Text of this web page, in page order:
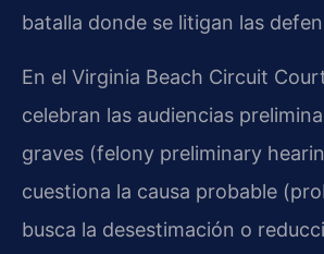
batalla donde se litigan las
En el Virginia Beach Circuit
celebran las audiencias
graves (felony preliminary
cuestiona la causa probable
busca la desestimación o